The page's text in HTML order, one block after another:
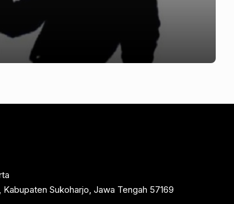
Sukoharjo, Jawa Tengah 57169